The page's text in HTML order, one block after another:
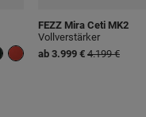
FEZZ Mira Ceti MK2
Vollverstärker
ab 3.999 € 4.199 €